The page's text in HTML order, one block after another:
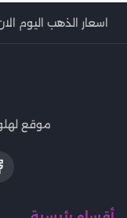
اسعار الذهب اليوم
موقع